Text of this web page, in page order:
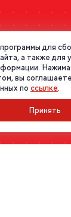
для
а также для
вы
по ссылке.
Принять